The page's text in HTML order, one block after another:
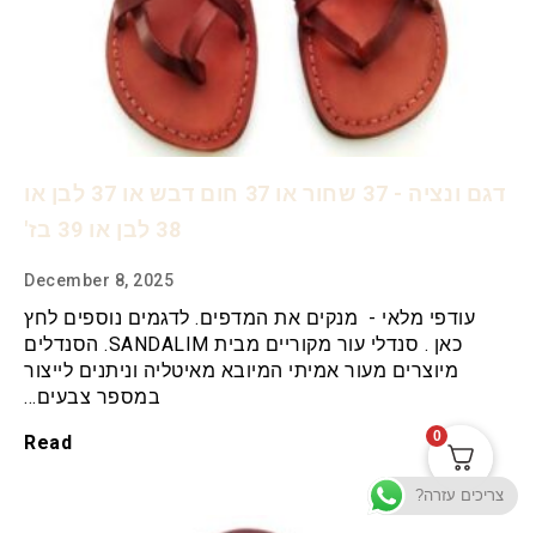
דגם ונציה - 37 שחור או 37 חום דבש או 37 לבן או
38 לבן או 39 בז'
December 8, 2025
עודפי מלאי - מנקים את המדפים. לדגמים נוספים לחץ
כאן . סנדלי עור מקוריים מבית SANDALIM. הסנדלים
מיוצרים מעור אמיתי המיובא מאיטליה וניתנים לייצור
במספר צבעים…
Read
צריכים עזרה?
0